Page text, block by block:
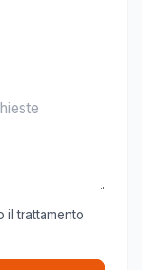
il trattamento